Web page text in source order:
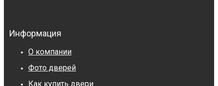
Информация
О компании
Фото дверей
Как купить двери